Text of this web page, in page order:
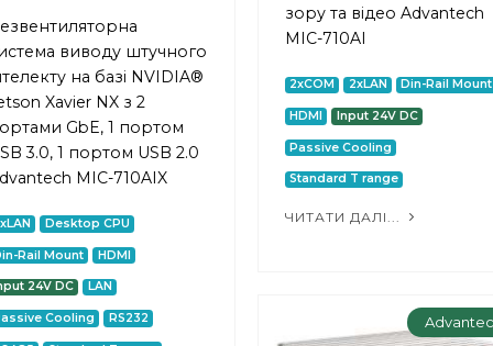
зору та відео Advantech
MIC-710AI
2xCOM 2xLAN Din-Rail Mount
HDMI Input 24V DC
Passive Cooling
Standard T range
ЧИТАТИ ДАЛІ...
виводу штучного
на базі NVIDIA®
Xavier NX з 2
GbE, 1 портом
3.0, 1 портом USB 2.0
MIC-710AIX
Desktop CPU
Rail Mount HDMI
24V DC LAN
Cooling RS232